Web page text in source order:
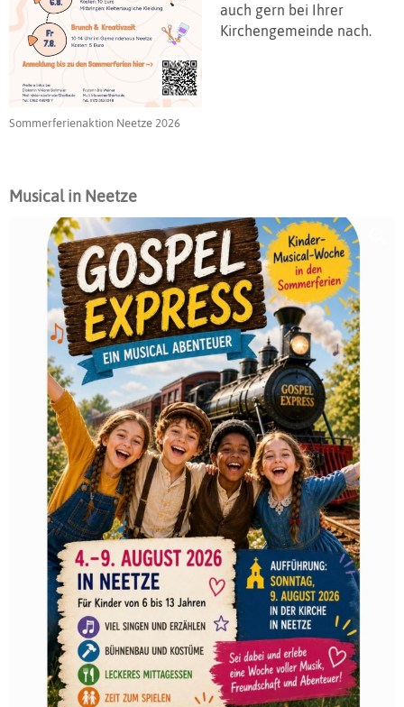
Sommerferienaktion Neetze 2026
auch gern bei Ihrer
Kirchengemeinde nach.
Musical in Neetze